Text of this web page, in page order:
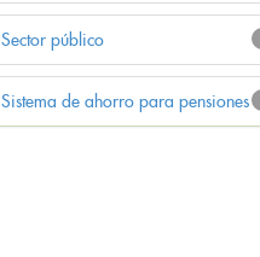
Sector público
Sistema de ahorro para pensiones